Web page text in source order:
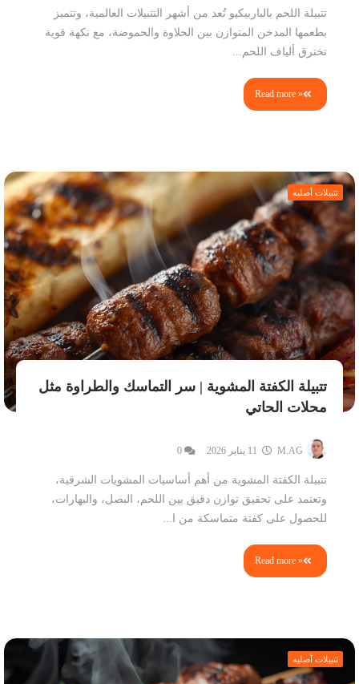
تتبيلة اللحم بالباربيكيو تُعد من أشهر التتبيلات العالمية، وتتميز
بطعمها المدخن المتوازن بين الحلاوة والحموضة، مع نكهة قوية
تخترق ألياف اللحم...
Read more »
تتبيلات أصليه
تتبيلة الكفتة المشوية | سر التماسك والطراوة مثل
محلات الحاتي
M.AG
0
تتبيلة الكفتة المشوية من أهم أساسيات المشويات الشرقية،
وتعتمد على تحقيق توازن دقيق بين اللحم، البصل، والبهارات،
للحصول على كفتة متماسكة من ا...
Read more »
تتبيلات أصليه